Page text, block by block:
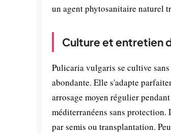
un agent phytosanitaire naturel
Culture et entretien
Pulicaria vulgaris se cultive
abondante. Elle s'adapte
arrosage moyen régulier
méditerranéens sans protection.
par semis ou transplantation.